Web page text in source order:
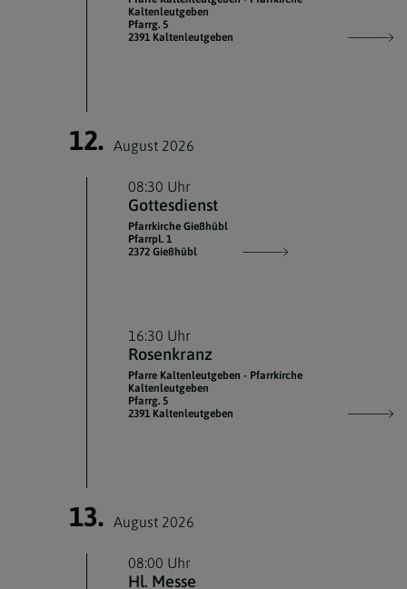
Kaltenleutgeben
Pfarrg. 5
2391 Kaltenleutgeben
12. August 2026
08:30 Uhr
Gottesdienst
Pfarrkirche Gießhübl
Pfarrpl. 1
2372 Gießhübl
16:30 Uhr
Rosenkranz
Pfarre Kaltenleutgeben - Pfarrkirche
Kaltenleutgeben
Pfarrg. 5
2391 Kaltenleutgeben
13. August 2026
08:00 Uhr
Hl. Messe